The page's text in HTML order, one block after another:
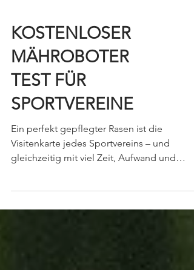
KOSTENLOSER
MÄHROBOTER
TEST FÜR
SPORTVEREINE
Ein perfekt gepflegter Rasen ist die
Visitenkarte jedes Sportvereins – und
Kosten verbunden. Wir haben die Lösung
Sie